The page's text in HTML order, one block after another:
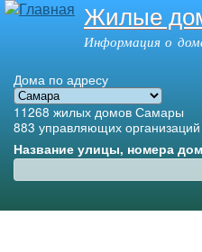
Перейти к
основному
Жилые
Информация о
Дома по адресу
11268 жилых домов Самары
883 управляющих организаций
Название улицы, номера